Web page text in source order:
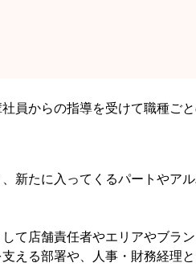
員からの指導を受けて職種ご
新たに入ってくるパートやア
て店舗責任者やエリアやブラ
える部署や、人事・財務経理